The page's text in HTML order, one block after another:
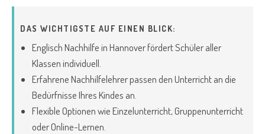
DAS WICHTIGSTE AUF EINEN BLICK:
Englisch Nachhilfe in Hannover fördert Schüler aller
Klassen individuell.
Erfahrene Nachhilfelehrer passen den Unterricht an die
Bedürfnisse Ihres Kindes an.
Flexible Optionen wie Einzelunterricht, Gruppenunterricht
oder Online-Lernen.